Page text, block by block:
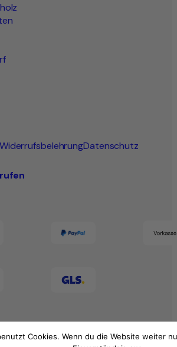
WiderrufsbelehrungDatenschutz
Cookies. Wenn du die Website weiter